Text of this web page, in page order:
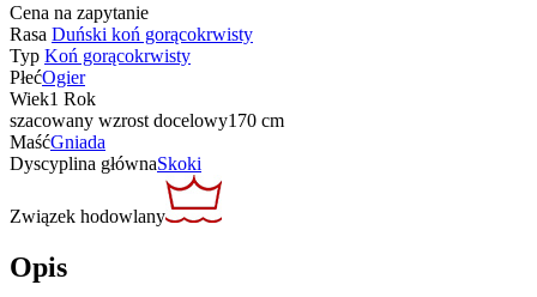
Cena na zapytanie
Rasa Duński koń gorącokrwisty
Typ Koń gorącokrwisty
PłećOgier
Wiek1 Rok
szacowany wzrost docelowy170 cm
MaśćGniada
Dyscyplina głównaSkoki
Związek hodowlany
Opis